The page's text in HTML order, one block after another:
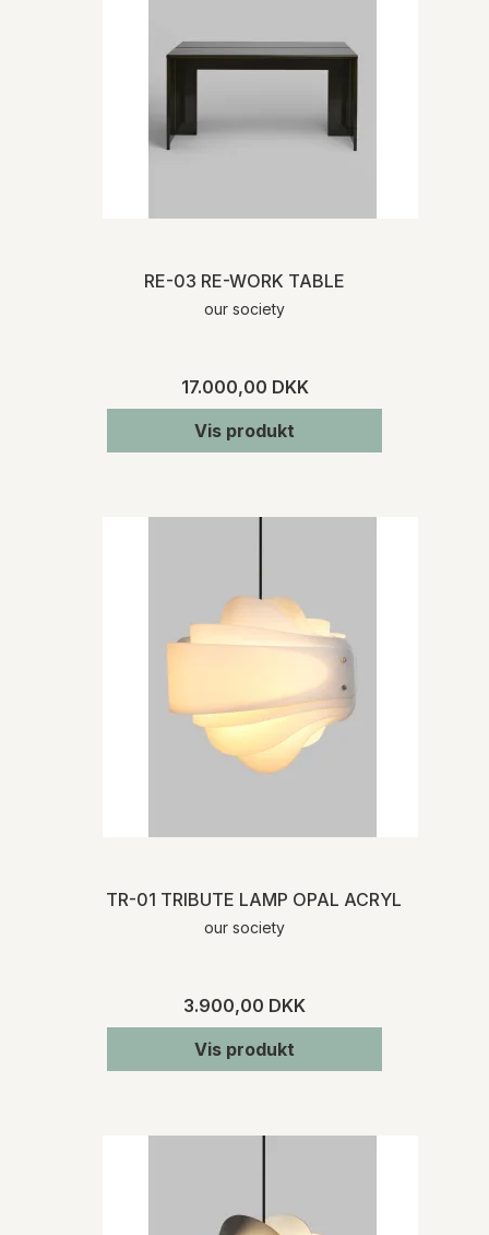
RE-03 RE-WORK TABLE
our society
17.000,00 DKK
Vis produkt
TR-01 TRIBUTE LAMP OPAL ACRYLIC
our society
3.900,00 DKK
Vis produkt